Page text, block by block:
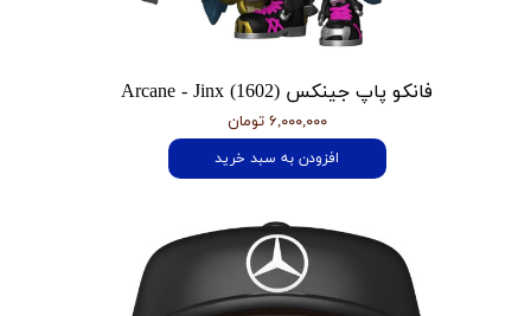
فانکو پاپ جینکس Arcane - Jinx (1602)
۶,۰۰۰,۰۰۰ تومان
افزودن به سبد خرید